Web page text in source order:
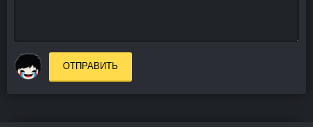
ОТПРАВИТЬ